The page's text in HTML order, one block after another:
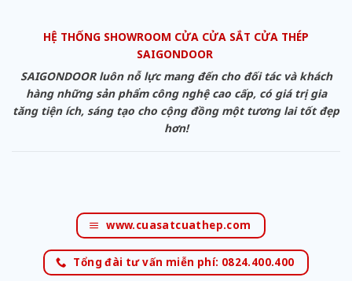
HỆ THỐNG SHOWROOM CỬA CỬA SẮT CỬA THÉP
SAIGONDOOR
SAIGONDOOR luôn nỗ lực mang đến cho đối tác và khách
hàng những sản phẩm công nghệ cao cấp, có giá trị gia
tăng tiện ích, sáng tạo cho cộng đồng một tương lai tốt đẹp
hơn!
www.cuasatcuathep.com
Tổng đài tư vấn miễn phí: 0824.400.400